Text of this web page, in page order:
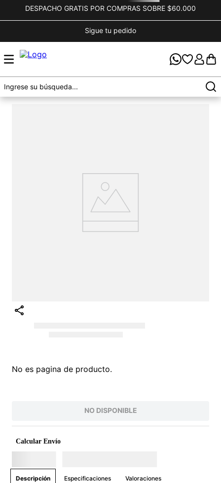
DESPACHO GRATIS POR COMPRAS SOBRE $60.000
Sigue tu pedido
No es pagina de producto.
NO DISPONIBLE
Calcular Envío
Descripción Especificaciones Valoraciones